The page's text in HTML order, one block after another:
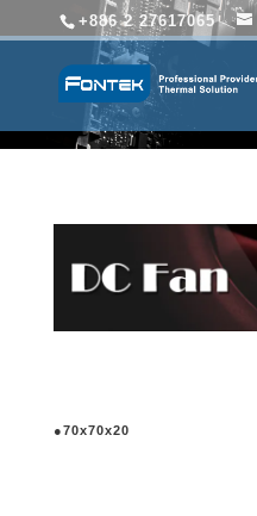
+886 2 27617065
●70x70x20